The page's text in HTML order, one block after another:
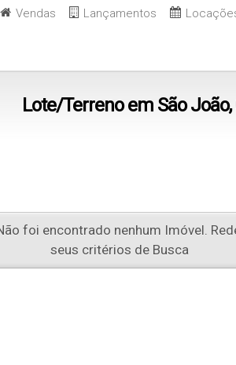
Lançamentos
Vendas
Lote/Terreno em São
foi encontrado nenhum Imóvel.
seus critérios de Busca